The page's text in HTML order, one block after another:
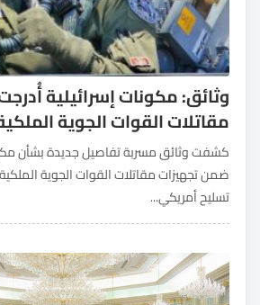
وثائق: مكونات إسرائيلية
مقاتلات القوات الجوية
كشفت وثائق مسربة تفاصيل جديدة بشأن
ضمن تجهيزات مقاتلات القوات الجوية
تسليح أمريكي...